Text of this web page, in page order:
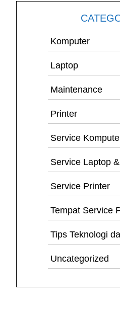
Komputer
Laptop
Maintenance
Printer
Service
Service Laptop
Service Printer
Tempat Service
Tips Teknologi
Uncategorized